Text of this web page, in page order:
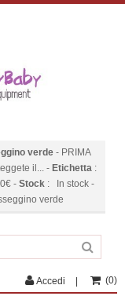
verde - PRIMA
il... - Etichetta :
€ - Stock: In stock -
verde
Accedi (0)